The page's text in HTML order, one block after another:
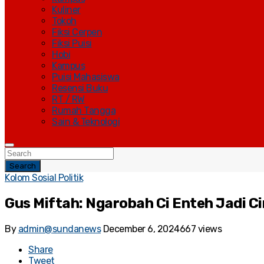
Kuliner
Tokoh
Fiksi Cerpen
Fiksi Puisi
Hobi
Kampus
Puisi Mahasiswa
Resensi Buku
RT / RW
Rumah Tangga
Sain & Teknologi
Search
Kolom Sosial Politik
Gus Miftah: Ngarobah Ci Enteh Jadi
By admin@sundanews December 6, 2024667 views
Share
Tweet